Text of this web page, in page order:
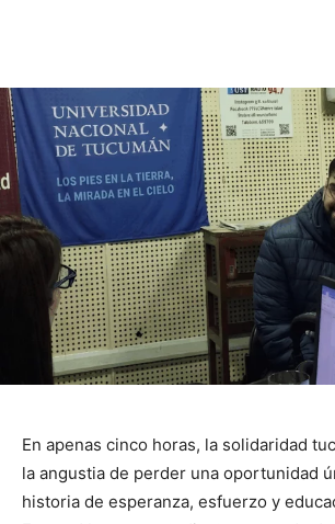
En apenas cinco horas, la solidaridad
la angustia de perder una oportunidad
historia de esperanza, esfuerzo y